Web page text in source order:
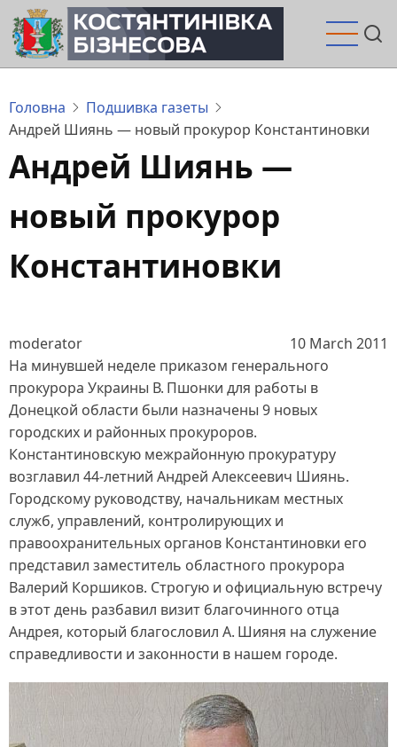
Перейти
до
основного
Головна
Подшивка газеты
Андрей Шиянь — новый прокурор Константиновки
Андрей Шиянь —
новый прокурор
Константиновки
moderator
10 March 2011
На минувшей неделе приказом генерального
прокурора Украины В. Пшонки для работы в
Донецкой области были назначены 9 новых
городских и районных прокуроров.
Константиновскую межрайонную прокуратуру
возглавил 44‑летний Андрей Алексеевич Шиянь.
Городскому руководству, начальникам местных
служб, управлений, контролирующих и
правоохранительных органов Константиновки его
представил заместитель областного прокурора
Валерий Коршиков. Строгую и официальную встречу
в этот день разбавил визит благочинного отца
Андрея, который благословил А. Шияня на служение
справедливости и законности в нашем городе.